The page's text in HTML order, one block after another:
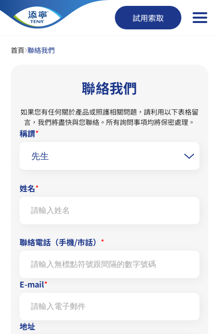
試用索取
首頁 聯絡我們
聯絡我們
如果您有任何關於產品或照護相關問題，請利用以下表格留
言，我們將盡快與您聯絡。所有詢問事項均將保密處理。
稱謂*
姓名*
聯絡電話（手機/市話） *
E-mail*
地址